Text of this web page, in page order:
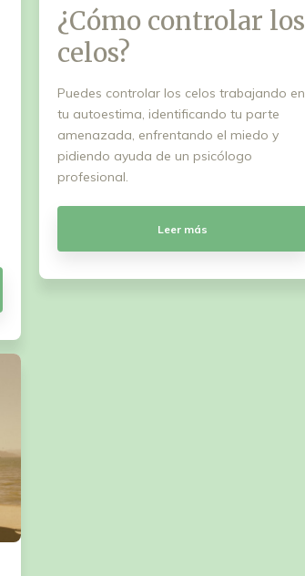
¿Cómo controlar los
celos?
Puedes controlar los celos trabajando en
tu autoestima, identificando tu parte
amenazada, enfrentando el miedo y
pidiendo ayuda de un psicólogo
profesional.
Leer más